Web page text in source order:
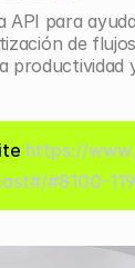
para
de
productividad
https://
#8100-119